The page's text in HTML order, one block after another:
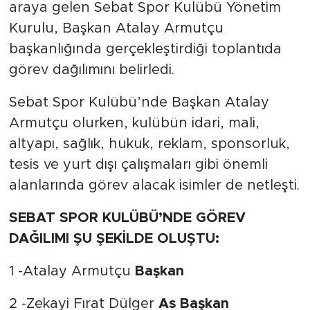
araya gelen Sebat Spor Kulübü Yönetim
Kurulu, Başkan Atalay Armutçu
başkanlığında gerçekleştirdiği toplantıda
görev dağılımını belirledi.
Sebat Spor Kulübü’nde Başkan Atalay
Armutçu olurken, kulübün idari, mali,
altyapı, sağlık, hukuk, reklam, sponsorluk,
tesis ve yurt dışı çalışmaları gibi önemli
alanlarında görev alacak isimler de netleşti.
SEBAT SPOR KULÜBÜ’NDE GÖREV
DAĞILIMI ŞU ŞEKİLDE OLUŞTU:
1 -Atalay Armutçu Başkan
2 -Zekayi Fırat Dülger As Başkan